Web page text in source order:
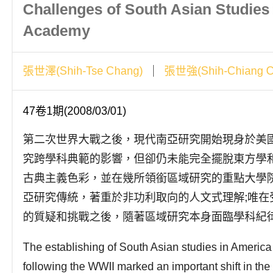
Challenges of South Asian
Academy
張世澤(Shih-Tse Chang) 張世強(Shih-Chiang
47卷1期(2008/03/01)
第二次世界大戰之後，現代南亞研究開始現身於美
究跨學科典範的影響，但卻仍未能完全擺脫東方學
古典主義色彩，並在幾所領銜區域研究的重點大學
亞研究傳統，著重於非功利取向的人文式理解;唯
的質疑和挑戰之後，隨著區域研究本身面臨學科紀
將透過南亞研究在美國學界發展軌跡的回顧與檢討
The establishing of South Asian studies in
following the WWII marked an important shift in